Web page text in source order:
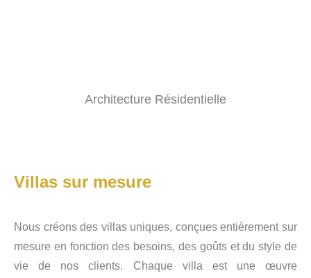
Architecture Résidentielle
Villas sur mesure
Nous créons des villas uniques, conçues entièrement sur
mesure en fonction des besoins, des goûts et du style de
vie de nos clients. Chaque villa est une œuvre